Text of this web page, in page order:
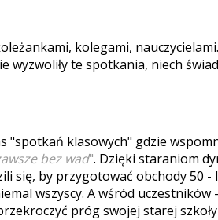
kolegami,
wyzwoliły te spotkania, niech
"spotkań klasowych" gdzie
bez wad". Dzięki staraniom
by przygotować obchody 50 -
wszyscy. A wśród
próg swojej starej szkoły